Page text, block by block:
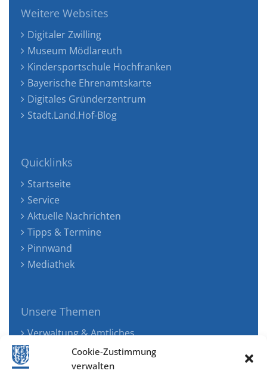
Cookie-Zustimmung
verwalten
Weitere Websites
Digitaler Zwilling
Museum Mödlareuth
Kindersportschule Hochfranken
Bayerische Ehrenamtskarte
Digitales Gründerzentrum
Stadt.Land.Hof-Blog
Quicklinks
Startseite
Service
Aktuelle Nachrichten
Tipps & Termine
Pinnwand
Mediathek
Unsere Themen
Verwaltung & Amtliches
Jugend, Familie & Gesundheit
Tourismus, Freizeit & Ökologie